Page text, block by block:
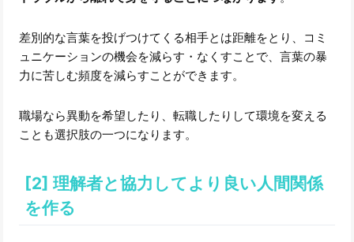
差別的な言葉を投げつけてくる相手とは距離をとり、コミ
ュニケーションの機会を減らす・なくすことで、言葉の暴
力に苦しむ頻度を減らすことができます。
職場なら異動を希望したり、転職したりして環境を変える
ことも選択肢の一つになります。
[2] 理解者と協力してより良い人間関係
を作る